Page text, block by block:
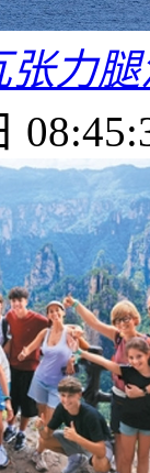
张力